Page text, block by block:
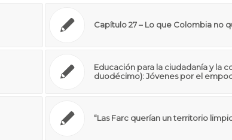
Capítulo 27 – Lo que Colombia no
Educación para la ciudadanía y la
duodécimo): Jóvenes por el
“Las Farc querían un territorio